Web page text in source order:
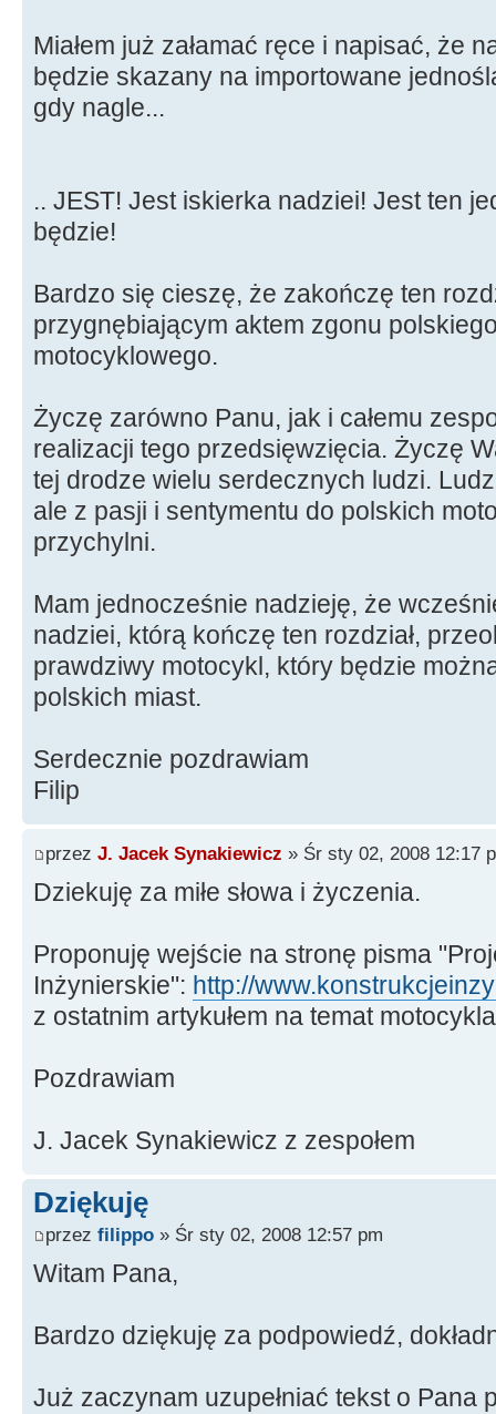
Miałem już załamać ręce i napisać, że
będzie skazany na importowane
gdy nagle...
.. JEST! Jest iskierka nadziei! Jest ten
będzie!
Bardzo się cieszę, że zakończę ten
przygnębiającym aktem zgonu
motocyklowego.
Życzę zarówno Panu, jak i całemu
realizacji tego przedsięwzięcia. Życzę
tej drodze wielu serdecznych ludzi.
ale z pasji i sentymentu do polskich
przychylni.
Mam jednocześnie nadzieję, że
nadziei, którą kończę ten rozdział,
prawdziwy motocykl, który będzie
polskich miast.
Serdecznie pozdrawiam
Filip
przez J. Jacek Synakiewicz » Śr sty 02, 2008 12:17
Dziekuję za miłe słowa i życzenia.
Proponuję wejście na stronę pisma
Inżynierskie": http://
z ostatnim artykułem na temat
Pozdrawiam
J. Jacek Synakiewicz z zespołem
Dziękuję
przez filippo » Śr sty 02, 2008 12:57 pm
Witam Pana,
Bardzo dziękuję za podpowiedź,
Już zaczynam uzupełniać tekst o Pana